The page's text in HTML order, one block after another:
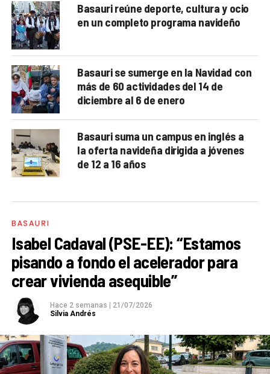
Basauri reúne deporte, cultura y ocio
en un completo programa navideño
Basauri se sumerge en la Navidad con
más de 60 actividades del 14 de
diciembre al 6 de enero
Basauri suma un campus en inglés a
la oferta navideña dirigida a jóvenes
de 12 a 16 años
BASAURI
Isabel Cadaval (PSE-EE): “Estamos
pisando a fondo el acelerador para
crear vivienda asequible”
Hace 2 semanas
21/07/2026
Silvia Andrés